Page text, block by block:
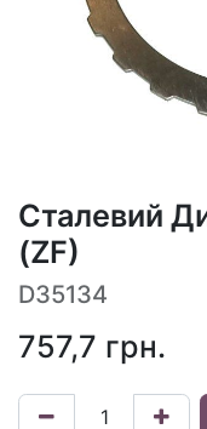
Сталевий
(ZF)
D35134
757,7 грн.